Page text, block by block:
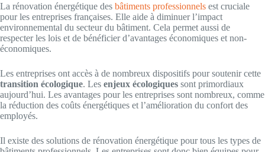
La rénovation énergétique des bâtiments professionnels est cruciale
pour les entreprises françaises. Elle aide à diminuer l’impact
environnemental du secteur du bâtiment. Cela permet aussi de
respecter les lois et de bénéficier d’avantages économiques et non-
économiques.
Les entreprises ont accès à de nombreux dispositifs pour soutenir cette
transition écologique. Les enjeux écologiques sont primordiaux
aujourd’hui. Les avantages pour les entreprises sont nombreux, comme
la réduction des coûts énergétiques et l’amélioration du confort des
employés.
Il existe des solutions de rénovation énergétique pour tous les types de